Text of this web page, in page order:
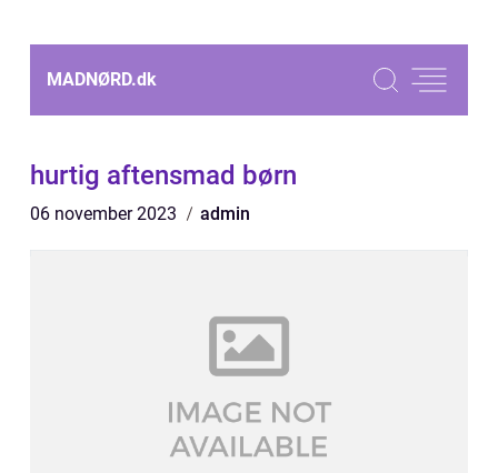
MADNØRD.dk
hurtig aftensmad børn
06 november 2023 admin